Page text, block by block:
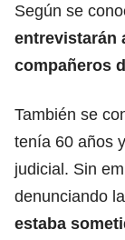
Según se
entrevistarán
compañeros
También se
tenía 60 años
judicial. Sin
denunciando la
estaba